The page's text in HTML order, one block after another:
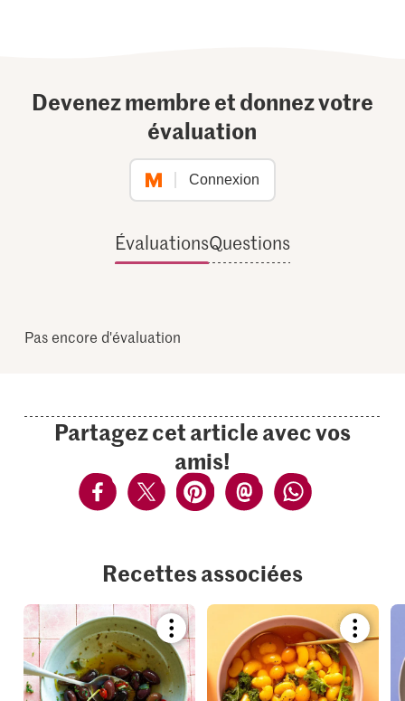
Devenez membre et donnez votre
évaluation
Connexion
ÉvaluationsQuestions
Pas encore d'évaluation
Partagez cet article avec vos
amis!
Recettes associées
Bookmark
recipe
or
add
it
recipe
or
add
it